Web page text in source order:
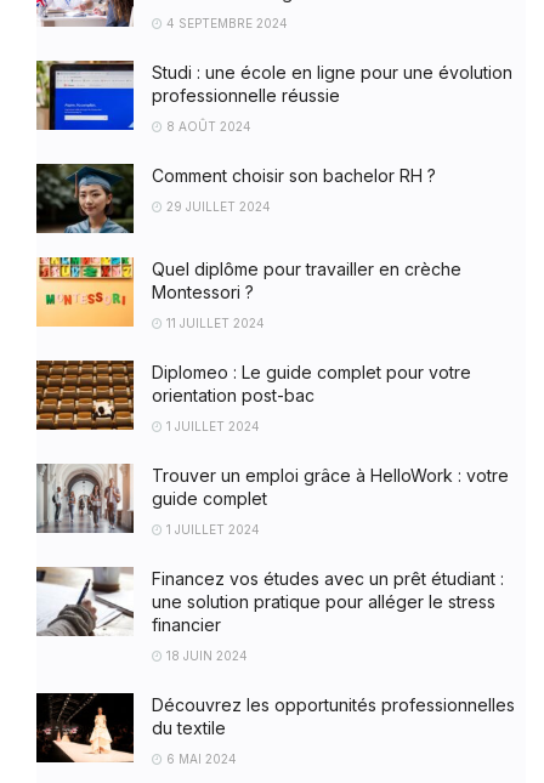
4 SEPTEMBRE 2024
Studi : une école en ligne pour une évolution
professionnelle réussie
8 AOÛT 2024
Comment choisir son bachelor RH ?
29 JUILLET 2024
Quel diplôme pour travailler en crèche
Montessori ?
11 JUILLET 2024
Diplomeo : Le guide complet pour votre
orientation post-bac
1 JUILLET 2024
Trouver un emploi grâce à HelloWork : votre
guide complet
1 JUILLET 2024
Financez vos études avec un prêt étudiant :
une solution pratique pour alléger le stress
financier
18 JUIN 2024
Découvrez les opportunités professionnelles
du textile
6 MAI 2024